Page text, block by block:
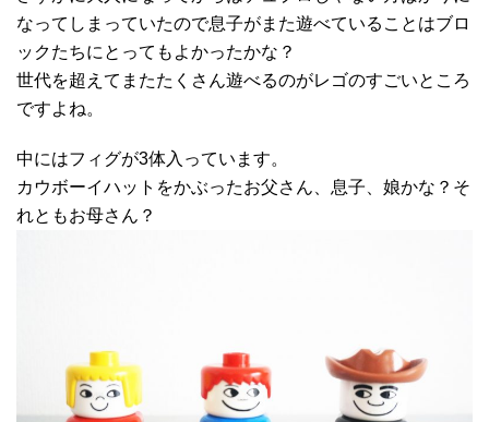
なってしまっていたので息子がまた遊べていることはブロ
ックたちにとってもよかったかな？
世代を超えてまたたくさん遊べるのがレゴのすごいところ
ですよね。
中にはフィグが3体入っています。
カウボーイハットをかぶったお父さん、息子、娘かな？そ
れともお母さん？